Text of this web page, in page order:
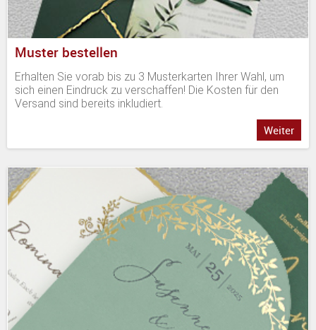
Muster bestellen
Erhalten Sie vorab bis zu 3 Musterkarten Ihrer Wahl, um
sich einen Eindruck zu verschaffen! Die Kosten für den
Versand sind bereits inkludiert.
Weiter